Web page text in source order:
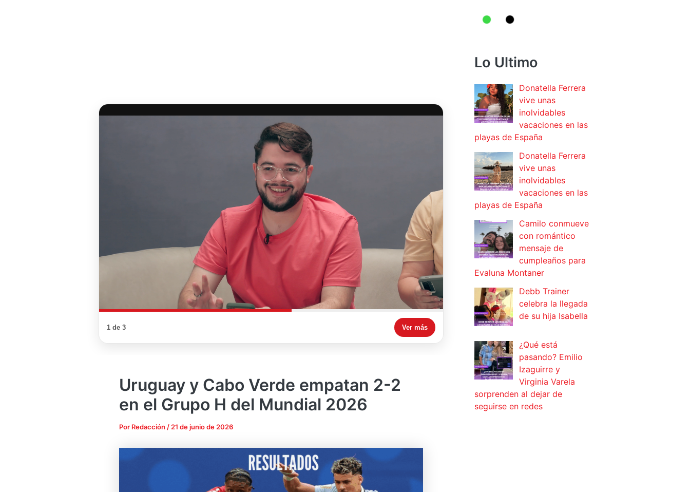
1 de 3 Ver más
Uruguay y Cabo Verde empatan 2-2
en el Grupo H del Mundial 2026
Por Redacción / 21 de junio de 2026
Lo Ultimo
Donatella Ferrera
vive unas
inolvidables
vacaciones en las
playas de España
Donatella Ferrera
vive unas
inolvidables
vacaciones en las
playas de España
Camilo conmueve
con romántico
mensaje de
cumpleaños para
Evaluna Montaner
Debb Trainer
celebra la llegada
de su hija Isabella
¿Qué está
pasando? Emilio
Izaguirre y
Virginia Varela
sorprenden al dejar de
seguirse en redes